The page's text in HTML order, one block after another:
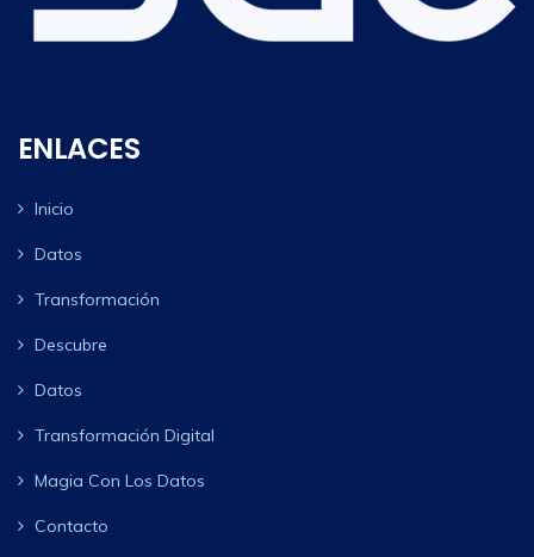
ENLACES
Inicio
Datos
Transformación
Descubre
Datos
Transformación Digital
Magia Con Los Datos
Contacto